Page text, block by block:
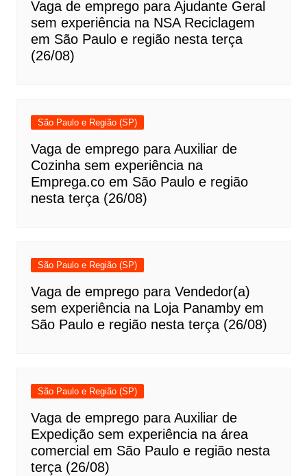
Vaga de emprego para Ajudante Geral
sem experiência na NSA Reciclagem
em São Paulo e região nesta terça
(26/08)
São Paulo e Região (SP)
Vaga de emprego para Auxiliar de
Cozinha sem experiência na
Emprega.co em São Paulo e região
nesta terça (26/08)
São Paulo e Região (SP)
Vaga de emprego para Vendedor(a)
sem experiência na Loja Panamby em
São Paulo e região nesta terça (26/08)
São Paulo e Região (SP)
Vaga de emprego para Auxiliar de
Expedição sem experiência na área
comercial em São Paulo e região nesta
terça (26/08)